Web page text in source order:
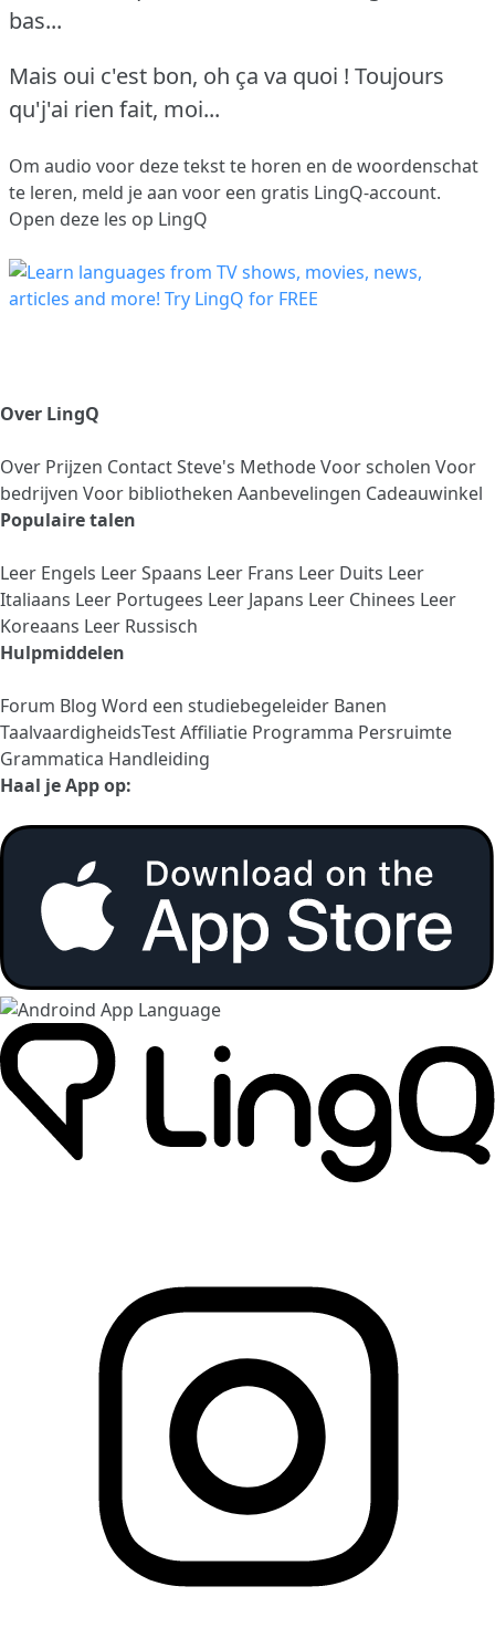
bas...
Mais oui c'est bon, oh ça va quoi ! Toujours
qu'j'ai rien fait, moi...
Om audio voor deze tekst te horen en de woordenschat
te leren, meld je aan voor een gratis LingQ-account.
Open deze les op LingQ
Over LingQ
Over Prijzen ContactSteve's MethodeVoor scholen Voor
bedrijven Voor bibliotheken Aanbevelingen Cadeauwinkel
Populaire talen
Leer Engels Leer Spaans Leer Frans Leer Duits Leer
Italiaans Leer Portugees Leer Japans Leer Chinees Leer
Koreaans Leer Russisch
Hulpmiddelen
Forum Blog Word een studiebegeleider Banen
TaalvaardigheidsTestAffiliatie Programma Persruimte
Grammatica Handleiding
Haal je App op: